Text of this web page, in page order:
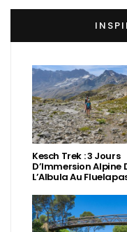
Kesch Trek : 3 Jours
D’Immersion Alpine
L’Albula Au